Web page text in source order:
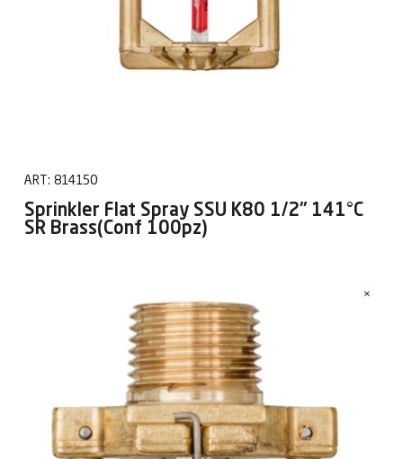
ART: 814150
Sprinkler Flat Spray SSU K80 1/2" 141°C
SR Brass(Conf 100pz)